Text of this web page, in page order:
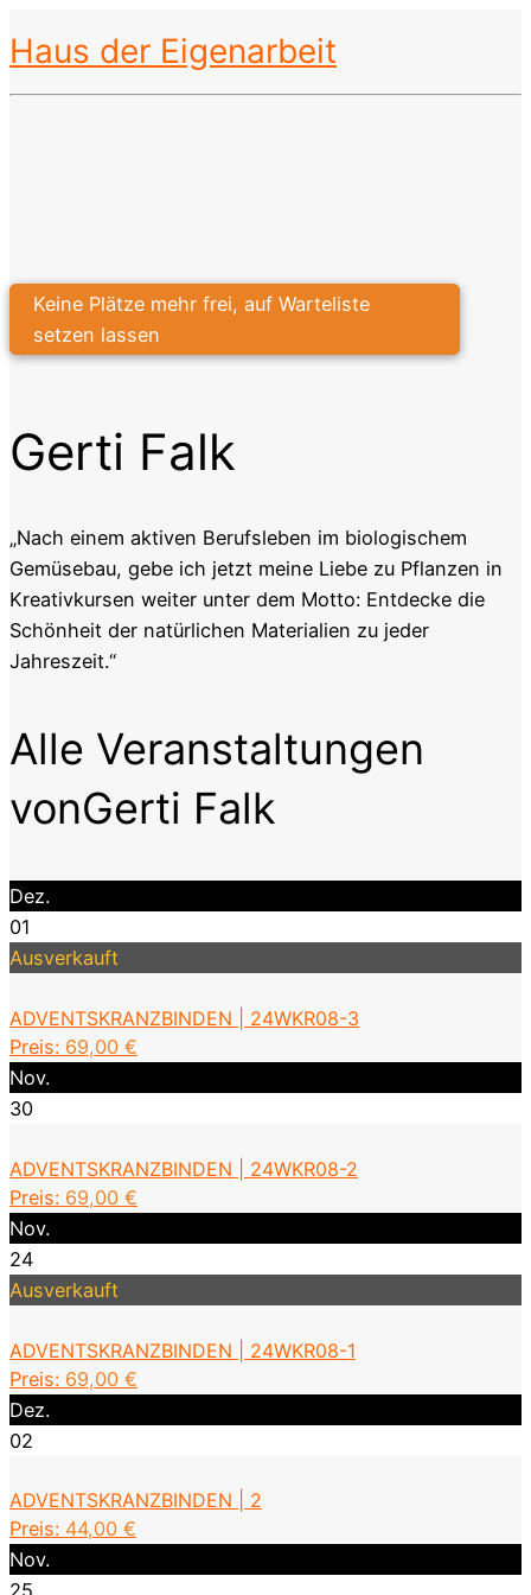
Haus der Eigenarbeit
Gerti Falk
„Nach einem aktiven Berufsleben im biologischem
Gemüsebau, gebe ich jetzt meine Liebe zu Pflanzen in
Kreativkursen weiter unter dem Motto: Entdecke die
Schönheit der natürlichen Materialien zu jeder
Jahreszeit.“
Alle Veranstaltungen
vonGerti Falk
Keine Plätze mehr frei, auf Warteliste
setzen lassen
Dez.
01
Ausverkauft
ADVENTSKRANZBINDEN | 24WKR08-3
Preis: 69,00 €
Nov.
30
ADVENTSKRANZBINDEN | 24WKR08-2
Preis: 69,00 €
Keine Plätze mehr frei, auf Warteliste
setzen lassen
Nov.
24
Ausverkauft
ADVENTSKRANZBINDEN | 24WKR08-1
Preis: 69,00 €
Dez.
02
ADVENTSKRANZBINDEN | 2
Preis: 44,00 €
Nov.